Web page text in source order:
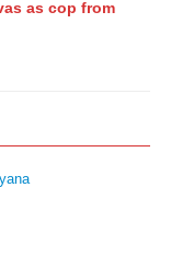
as cop from